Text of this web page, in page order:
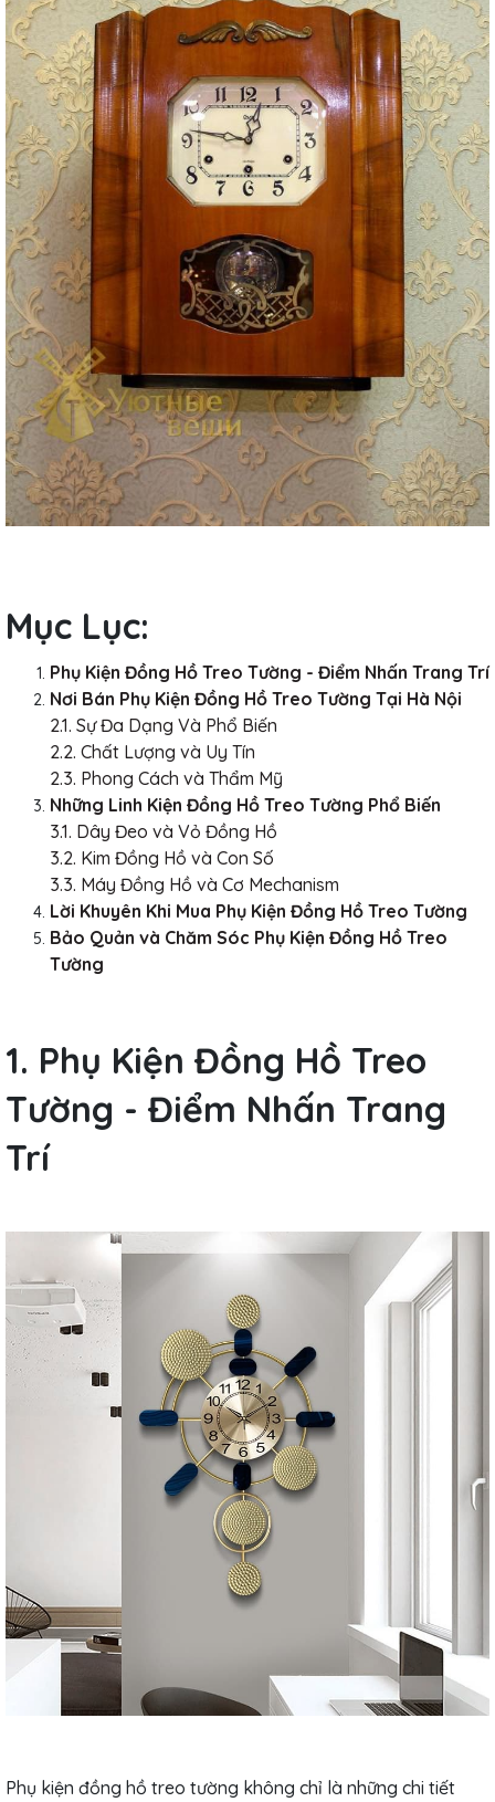
Mục Lục:
Phụ Kiện Đồng Hồ Treo Tường - Điểm Nhấn Trang Trí
Nơi Bán Phụ Kiện Đồng Hồ Treo Tường Tại Hà Nội
2.1. Sự Đa Dạng Và Phổ Biến
2.2. Chất Lượng và Uy Tín
2.3. Phong Cách và Thẩm Mỹ
Những Linh Kiện Đồng Hồ Treo Tường Phổ Biến
3.1. Dây Đeo và Vỏ Đồng Hồ
3.2. Kim Đồng Hồ và Con Số
3.3. Máy Đồng Hồ và Cơ Mechanism
Lời Khuyên Khi Mua Phụ Kiện Đồng Hồ Treo Tường
Bảo Quản và Chăm Sóc Phụ Kiện Đồng Hồ Treo
Tường
1. Phụ Kiện Đồng Hồ Treo
Tường - Điểm Nhấn Trang
Trí
Phụ kiện đồng hồ treo tường không chỉ là những chi tiết